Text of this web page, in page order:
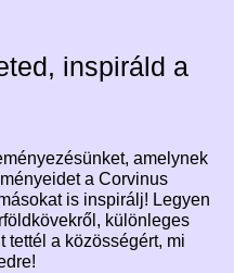
inspiráld a
amelynek
a Corvinus
is inspirálj! Legyen
különleges
tettél a közösségért, mi